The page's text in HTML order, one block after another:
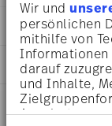
Wir und
persönlichen
mithilfe von
Informationen
darauf
und Inhalte,
Angeboten zu
DETAILS
Weiß
White
MAßE
7,00 cm
PFLEGE- UND